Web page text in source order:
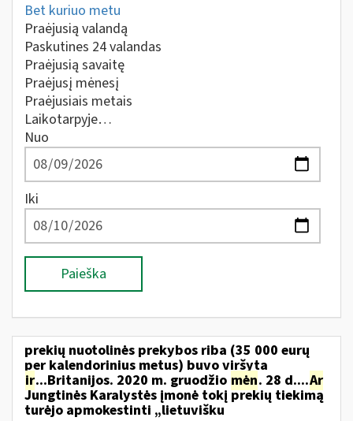
Bet kuriuo metu
Praėjusią valandą
Paskutines 24 valandas
Praėjusią savaitę
Praėjusį mėnesį
Praėjusiais metais
Laikotarpyje…
Nuo
Iki
Paieška
prekių nuotolinės prekybos riba (35 000 eurų
per kalendorinius metus) buvo viršyta
ir...Britanijos. 2020 m. gruodžio mėn. 28 d....Ar
Jungtinės Karalystės įmonė tokį prekių tiekimą
turėjo apmokestinti „lietuvišku